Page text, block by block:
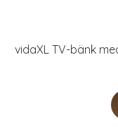
vidaXL TV-bänk